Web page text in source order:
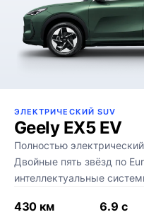
ЭЛЕКТРИЧЕСКИЙ SUV
Geely EX5 EV
Полностью
Двойные пять звёзд по
интеллектуальные
430 км 6.9 с